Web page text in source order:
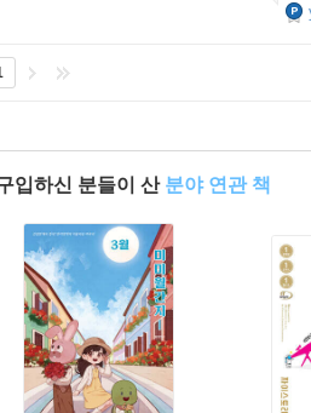
입하신 분들이 산 분야 연관 책